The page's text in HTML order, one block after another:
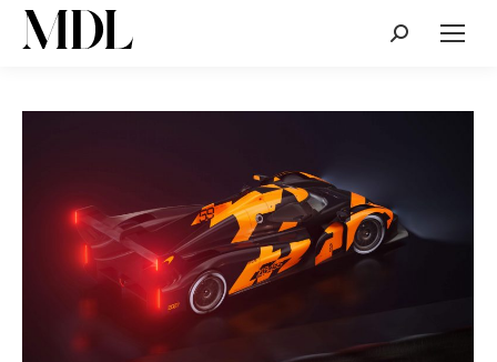
Cerca: